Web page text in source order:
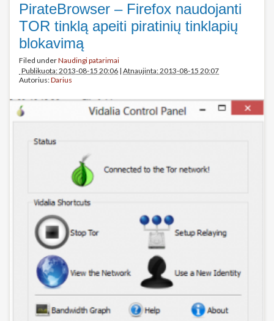
PirateBrowser – Firefox naudojanti
TOR tinklą apeiti piratinių tinklapių
blokavimą
Filed underNaudingi patarimai
Publikuota: 2013-08-15 20:06 | Atnaujinta: 2013-08-15 20:07
Autorius:Darius